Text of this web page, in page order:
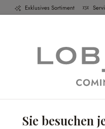
Exklusives Sortiment
Küche Schlafen
Sie besuchen